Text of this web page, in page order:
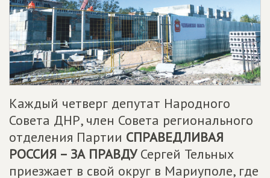
Каждый четверг депутат Народного
Совета ДНР, член Совета регионального
отделения Партии СПРАВЕДЛИВАЯ
РОССИЯ – ЗА ПРАВДУСергей Тельных
приезжает в свой округ в Мариуполе, где